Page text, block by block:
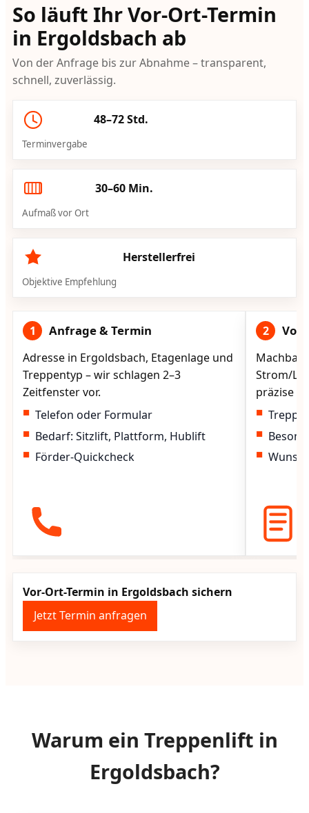
So läuft Ihr Vor-Ort-Termin
in Ergoldsbach ab
Von der Anfrage bis zur Abnahme – transparent,
schnell, zuverlässig.
48–72 Std.
Terminvergabe
30–60 Min.
Aufmaß vor Ort
Herstellerfrei
Objektive Empfehlung
1 Anfrage & Termin
Adresse in Ergoldsbach, Etagenlage und
Treppentyp – wir schlagen 2–3
Zeitfenster vor.
Telefon oder Formular
Bedarf: Sitzlift, Plattform, Hublift
Förder-Quickcheck
2
Strom/
präzise
Vor-Ort-Termin in Ergoldsbach sichern
Jetzt Termin anfragen
Warum ein Treppenlift in
Ergoldsbach?